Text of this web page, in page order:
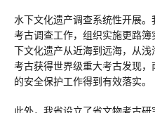
水下文化遗产调查系统性开展
考古调查工作，组织实施更路
下文化遗产从近海到远海，从
考古获得世界级重大考古发现
的安全保护工作得到有效落实。